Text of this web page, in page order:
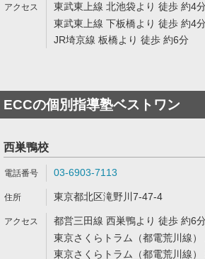
東武東上線 北池袋より 徒歩 約4
東武東上線 下板橋より 徒歩 約4
JR埼京線 板橋より 徒歩 約6分
ECCの個別指導塾ベストワン
西巣鴨校
03-6903-7113
東京都北区滝野川7-47-4
都営三田線 西巣鴨より 徒歩 約6
東京さくらトラム（都電荒川線
東京さくらトラム（都電荒川線